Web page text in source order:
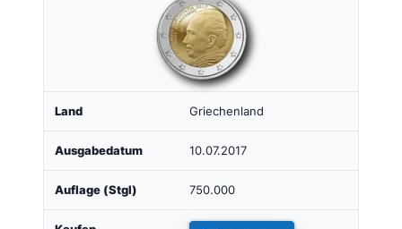
Griechenland
10.07.2017
750.000